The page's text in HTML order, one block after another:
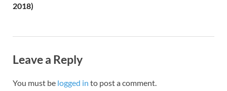
2018)
Leave a Reply
You must be logged in to post a comment.